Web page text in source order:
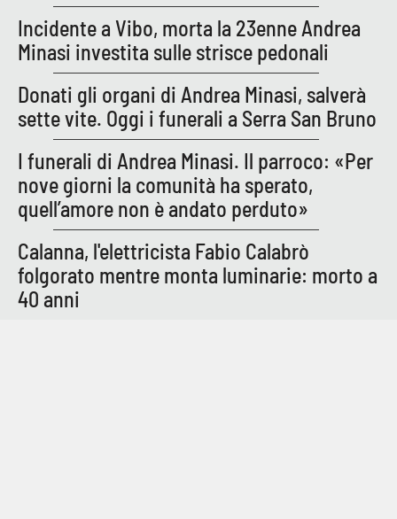
Incidente a Vibo, morta la 23enne Andrea
Minasi investita sulle strisce pedonali
Donati gli organi di Andrea Minasi, salverà
sette vite. Oggi i funerali a Serra San Bruno
I funerali di Andrea Minasi. Il parroco: «Per
nove giorni la comunità ha sperato,
quell’amore non è andato perduto»
Calanna, l'elettricista Fabio Calabrò
folgorato mentre monta luminarie: morto a
40 anni